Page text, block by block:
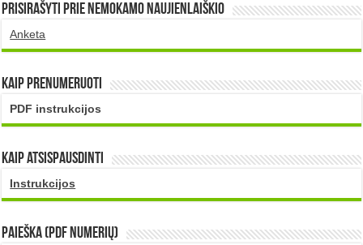
Prisirašyti prie nemokamo naujienlaiškio
Anketa
Kaip prenumeruoti
PDF instrukcijos
Kaip atsispausdinti
Instrukcijos
PAIEŠKA (PDF numerių)